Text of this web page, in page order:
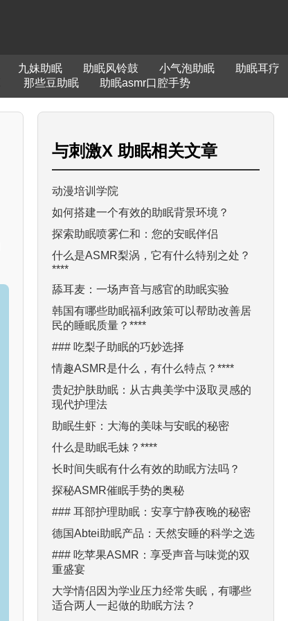
九妹助眠 助眠风铃鼓 小气泡助眠
助眠耳疗
那些豆助眠 助眠asmr口腔手势
与刺激X 助眠相关文章
动漫培训学院
如何搭建一个有效的助眠背景环境？
探索助眠喷雾仁和：您的安眠伴侣
什么是ASMR梨涡，它有什么特别之处？
****
舔耳麦：一场声音与感官的助眠实验
韩国有哪些助眠福利政策可以帮助改善居
民的睡眠质量？****
### 吃梨子助眠的巧妙选择
情趣ASMR是什么，有什么特点？****
贵妃护肤助眠：从古典美学中汲取灵感的
现代护理法
助眠生虾：大海的美味与安眠的秘密
什么是助眠毛妹？****
长时间失眠有什么有效的助眠方法吗？
探秘ASMR催眠手势的奥秘
### 耳部护理助眠：安享宁静夜晚的秘密
德国Abtei助眠产品：天然安睡的科学之选
### 吃苹果ASMR：享受声音与味觉的双
重盛宴
大学情侣因为学业压力经常失眠，有哪些
适合两人一起做的助眠方法？